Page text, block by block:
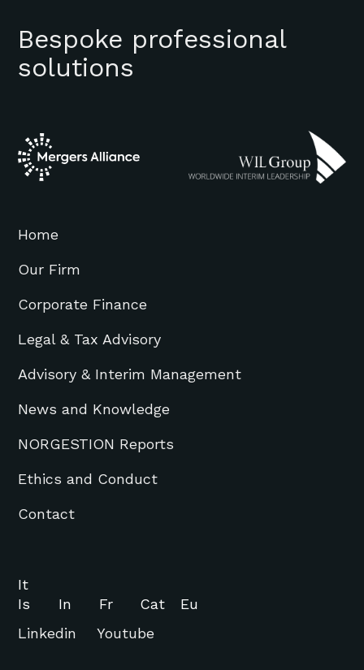
Bespoke professional
solutions
Home
Our Firm
Corporate Finance
Legal & Tax Advisory
Advisory & Interim Management
News and Knowledge
NORGESTION Reports
Ethics and Conduct
Contact
It
Is
In Fr Cat
Eu
Linkedin
Youtube